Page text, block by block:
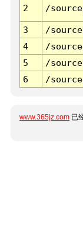
2 /
3 /
4
/
5
/
6
/
www.365jz.com 已